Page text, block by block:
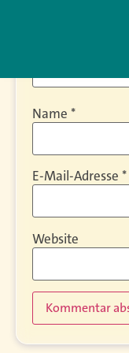
Name *
E-Mail-Adresse *
Website
Alternative: